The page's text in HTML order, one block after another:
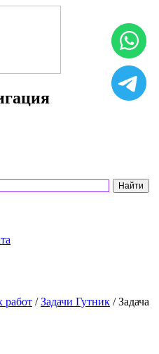
работ /Задачи Гутник / Задача